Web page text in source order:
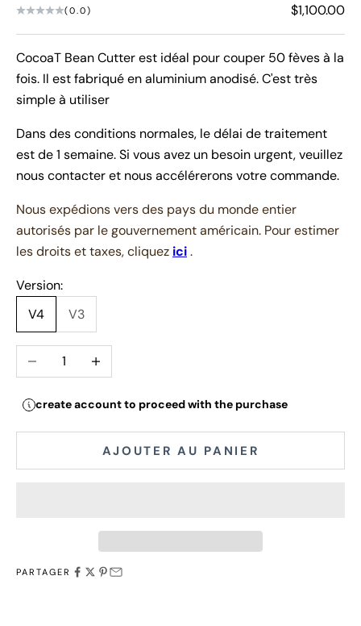
(0.0) Prix de
$1,100.00
CocoaT Bean Cutter est idéal pour couper 50 fèves à la
fois. Il est fabriqué en aluminium anodisé. C'est très
simple à utiliser
Dans des conditions normales, le délai de traitement
est de 1 semaine. Si vous avez un besoin urgent, veuillez
nous contacter et nous accélérerons votre commande.
Nous expédions vers des pays du monde entier
autorisés par le gouvernement américain. Pour estimer
les droits et taxes, cliquez ici.
Version:
V4
V3
Diminuer la quantitéAugmenter la quantité
create account to proceed with the purchase
AJOUTER AU PANIER
PARTAGER